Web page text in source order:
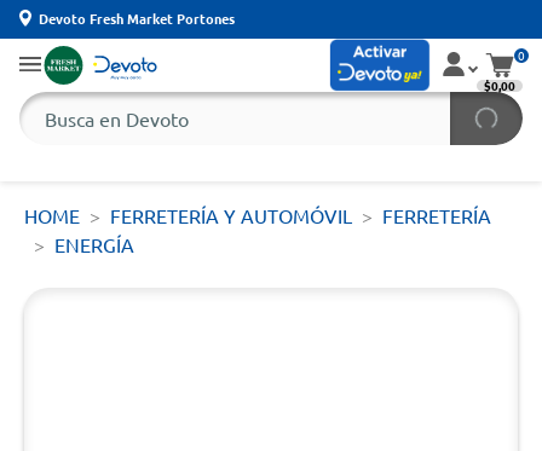
Devoto Fresh Market Portones
0
$0,00
HOME FERRETERÍA Y AUTOMÓVIL
FERRETERÍA
ENERGÍA